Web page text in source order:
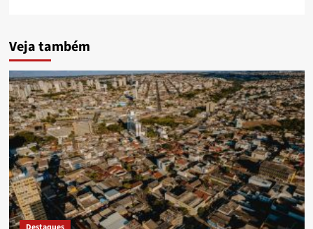
Veja também